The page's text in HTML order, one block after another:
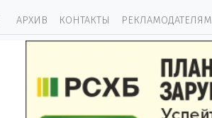
АРХИВ КОНТАКТЫ РЕКЛАМОДАТЕЛЯМ